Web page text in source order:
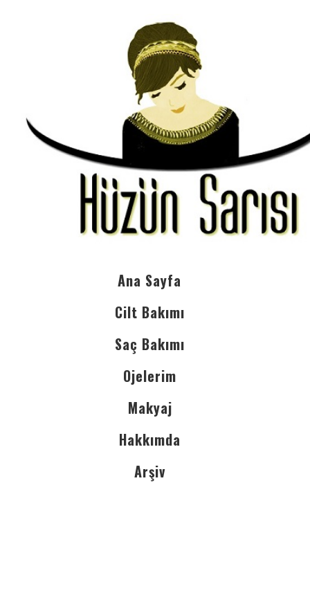
Ana Sayfa
Cilt Bakımı
Saç Bakımı
Ojelerim
Makyaj
Hakkımda
Arşiv